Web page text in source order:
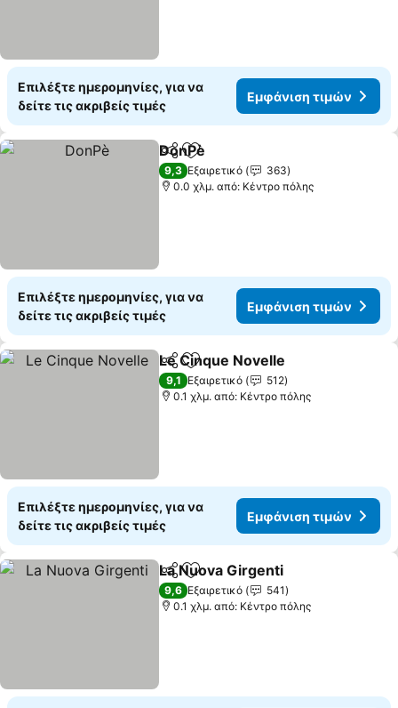
Επιλέξτε ημερομηνίες, για να
δείτε τις ακριβείς τιμές
Εμφάνιση τιμών
Κοινοποίηση
Προσθήκη στα αγαπημένα
DonPè
9,3 Εξαιρετικό
363
0.0 χλμ. από: Κέντρο πόλης
Επιλέξτε ημερομηνίες, για να
δείτε τις ακριβείς τιμές
Εμφάνιση τιμών
Κοινοποίηση
Προσθήκη στα αγαπημένα
Le Cinque Novelle
9,1 Εξαιρετικό
512
0.1 χλμ. από: Κέντρο πόλης
Επιλέξτε ημερομηνίες, για να
δείτε τις ακριβείς τιμές
Εμφάνιση τιμών
Κοινοποίηση
Προσθήκη στα αγαπημένα
La Nuova Girgenti
9,6 Εξαιρετικό
541
0.1 χλμ. από: Κέντρο πόλης